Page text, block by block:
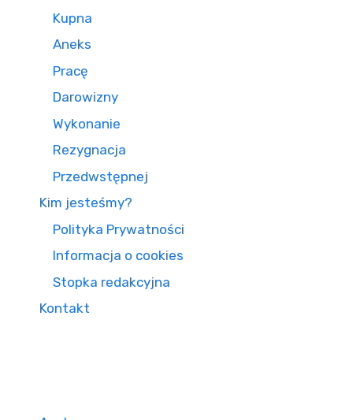
Kupna
Aneks
Pracę
Darowizny
Wykonanie
Rezygnacja
Przedwstępnej
Kim jesteśmy?
Polityka Prywatności
Informacja o cookies
Stopka redakcyjna
Kontakt